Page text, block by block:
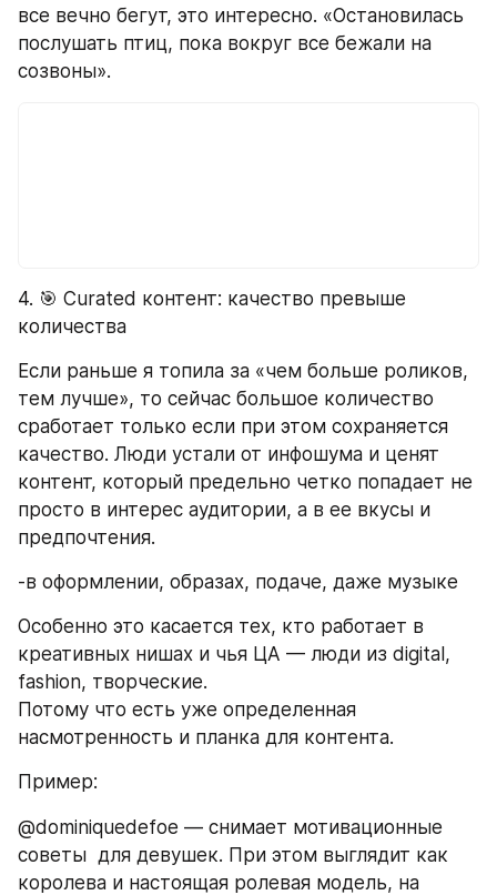
все вечно бегут, это интересно. «Остановилась
послушать птиц, пока вокруг все бежали на
созвоны».
4. 🎯 Curated контент: качество превыше
количества
Если раньше я топила за «чем больше роликов,
тем лучше», то сейчас большое количество
сработает только если при этом сохраняется
качество. Люди устали от инфошума и ценят
контент, который предельно четко попадает не
просто в интерес аудитории, а в ее вкусы и
предпочтения.
-в оформлении, образах, подаче, даже музыке
Особенно это касается тех, кто работает в
креативных нишах и чья ЦА — люди из digital,
fashion, творческие.
Потому что есть уже определенная
насмотренность и планка для контента.
Пример:
@dominiquedefoe — снимает мотивационные
советы  для девушек. При этом выглядит как
королева и настоящая ролевая модель, на